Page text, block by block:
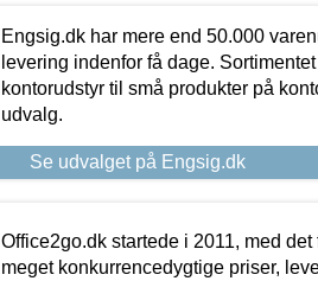
Engsig.dk har mere end 50.000
levering indenfor få dage.
kontorudstyr til små produkter på
udvalg.
Se udvalget på Engsig.dk
Office2go.dk startede i 2011, med
meget konkurrencedygtige priser,